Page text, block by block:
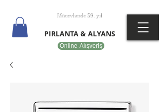
Online-Alışveriş
Mücevherde 59. yıl
PIRLANTA & ALYANS